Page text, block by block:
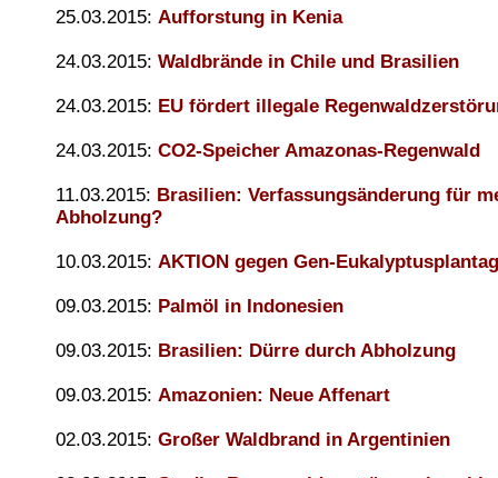
25.03.2015: Aufforstung in Kenia
24.03.2015: Waldbrände in Chile und Brasilien
24.03.2015: EU fördert illegale
24.03.2015: CO2-Speicher Amazonas-Regenwald
11.03.2015: Brasilien: Verfassungsänderung für
Abholzung?
10.03.2015: AKTION gegen Gen-
09.03.2015: Palmöl in Indonesien
09.03.2015: Brasilien: Dürre durch Abholzung
09.03.2015: Amazonien: Neue Affenart
02.03.2015: Großer Waldbrand in Argentinien